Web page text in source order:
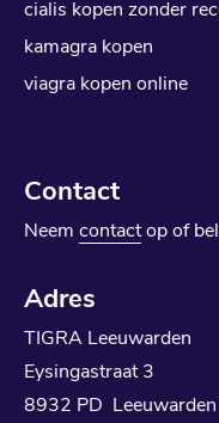
cialis kopen zonder
kamagra kopen
viagra kopen online
Contact
Neem contactop of bel
Adres
TIGRA Leeuwarden
Eysingastraat 3
8932 PD Leeuwarden